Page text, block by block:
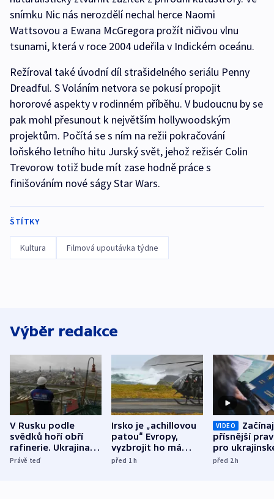
snímku Nic nás nerozdělí nechal herce Naomi
Wattsovou a Ewana McGregora prožít ničivou vlnu
tsunami, která v roce 2004 udeřila v Indickém oceánu.
Režíroval také úvodní díl strašidelného seriálu Penny
Dreadful. S Voláním netvora se pokusí propojit
hororové aspekty v rodinném příběhu. V budoucnu by se
pak mohl přesunout k největším hollywoodským
projektům. Počítá se s ním na režii pokračování
loňského letního hitu Jurský svět, jehož režisér Colin
Trevorow totiž bude mít zase hodně práce s
finišováním nové ságy Star Wars.
ŠTÍTKY
Kultura Filmová upoutávka týdne
Výběr redakce
V Rusku podle
svědků hoří obří
rafinerie. Ukrajina
hlásí oběti
Právě teď
Irsko je „achillovou
patou“ Evropy,
vyzbrojit ho má
Francie
před 1h
VIDEO
přísnější
pro
uprchlíky
před 2h